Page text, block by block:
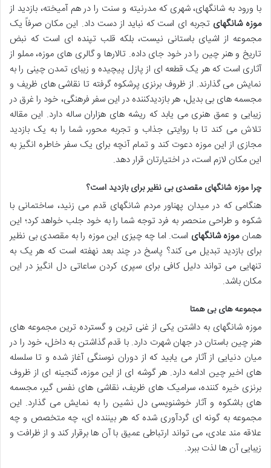
با ورود به شانگهای، شهری که مدرنیته و سنت را در هم آمیخته، بازدید از
موزه شانگهای تجربه ای است که نباید از دست داد. این مکان صرفاً یک
مجموعه از اشیای باستانی نیست، بلکه قلب تپنده ای است که نبض
تاریخ و هنر چین را در خود جای داده. تالارها و گالری های موزه، مملو از
آثاری است که هر یک قطعه ای از پازل پیچیده و زیبای تمدن چینی را به
نمایش می گذارند. از ظروف برنزی پرشکوه گرفته تا نقاشی های ظریف و
مجسمه های بی بدیل، هر بازدیدکننده در این سفر فرهنگی، خود را غرق در
زیبایی و عمق هنری می یابد که ریشه های هزاران ساله دارد. این مقاله
تلاش می کند تا با روایتی جذاب و تجربه محور، شما را به یک بازدید
مجازی از این موزه دعوت کند و تمام آنچه برای یک سفر خاطره انگیز به
این مکان لازم است، در اختیارتان قرار دهد.
چرا موزه شانگهای مقصدی بی نظیر برای بازدید است؟
هنگامی که در میدان پهناور مردم شانگهای قدم می زنید، ساختمانی با
شکوه و طراحی منحصر به فرد توجه شما را به خود جلب خواهد کرد؛ این
همانموزه شانگهای است. اما چه چیزی این موزه را به مقصدی بی نظیر
برای بازدید تبدیل می کند؟ پاسخ در چند بعد نهفته است که هر یک به
تنهایی می تواند دلیل کافی برای سپری کردن ساعاتی دل انگیز در این
مکان باشد.
مجموعه های بی همتا
موزه شانگهای به داشتن یکی از غنی ترین و گسترده ترین مجموعه های
هنر چین باستان در جهان شهرت دارد. با قدم گذاشتن به داخل، خود را در
میان دنیایی از آثار می یابید که از دوران نوسنگی آغاز شده و تا سلسله
های اخیر چین ادامه دارد. هر گوشه ای از این موزه، گنجینه ای از ظروف
برنزی خیره کننده، سرامیک های ظریف، نقاشی های نفس گیر، مجسمه
های باشکوه و آثار خوشنویسی دل نشین را به نمایش می گذارد. این
مجموعه به گونه ای گردآوری شده که هر بیننده ای، چه متخصص و چه
علاقه مند عادی، می تواند ارتباطی عمیق با آن ها برقرار کند و از ظرافت و
زیبایی آن ها لذت ببرد.